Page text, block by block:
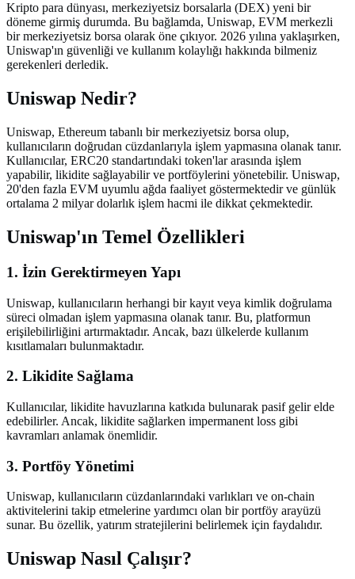
Kripto para dünyası, merkeziyetsiz borsalarla (DEX) yeni bir
döneme girmiş durumda. Bu bağlamda, Uniswap, EVM merkezli
bir merkeziyetsiz borsa olarak öne çıkıyor. 2026 yılına yaklaşırken,
Uniswap'ın güvenliği ve kullanım kolaylığı hakkında bilmeniz
gerekenleri derledik.
Uniswap Nedir?
Uniswap, Ethereum tabanlı bir merkeziyetsiz borsa olup,
kullanıcıların doğrudan cüzdanlarıyla işlem yapmasına olanak tanır.
Kullanıcılar, ERC20 standartındaki token'lar arasında işlem
yapabilir, likidite sağlayabilir ve portföylerini yönetebilir. Uniswap,
20'den fazla EVM uyumlu ağda faaliyet göstermektedir ve günlük
ortalama 2 milyar dolarlık işlem hacmi ile dikkat çekmektedir.
Uniswap'ın Temel Özellikleri
1. İzin Gerektirmeyen Yapı
Uniswap, kullanıcıların herhangi bir kayıt veya kimlik doğrulama
süreci olmadan işlem yapmasına olanak tanır. Bu, platformun
erişilebilirliğini artırmaktadır. Ancak, bazı ülkelerde kullanım
kısıtlamaları bulunmaktadır.
2. Likidite Sağlama
Kullanıcılar, likidite havuzlarına katkıda bulunarak pasif gelir elde
edebilirler. Ancak, likidite sağlarken impermanent loss gibi
kavramları anlamak önemlidir.
3. Portföy Yönetimi
Uniswap, kullanıcıların cüzdanlarındaki varlıkları ve on-chain
aktivitelerini takip etmelerine yardımcı olan bir portföy arayüzü
sunar. Bu özellik, yatırım stratejilerini belirlemek için faydalıdır.
Uniswap Nasıl Çalışır?